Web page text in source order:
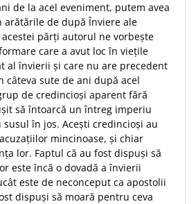
de la acel eveniment, putem avea
de după Înviere ale
părţi autorul ne vorbeşte
care a avut loc în vieţile
al învierii şi care nu are precedent
sute de ani după acel
de credincioşi aparent fără
să întoarcă un întreg imperiu
susul în jos. Aceşti credincioşi au
mincinoase, şi chiar
lor. Faptul că au fost dispuşi să
este încă o dovadă a învierii
este de neconceput ca apostolii
dispuşi să moară pentru ceva